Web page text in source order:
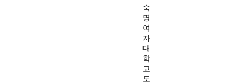
숙
명
여
자
대
학
교
도